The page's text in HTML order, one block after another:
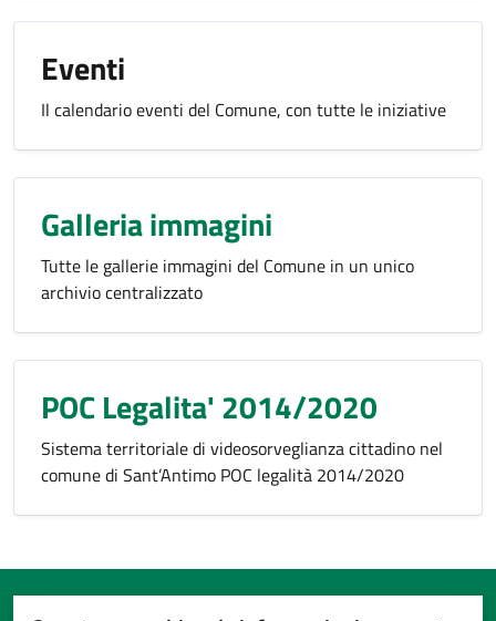
Eventi
Il calendario eventi del Comune, con tutte le iniziative
Galleria immagini
Tutte le gallerie immagini del Comune in un unico
archivio centralizzato
POC Legalita' 2014/2020
Sistema territoriale di videosorveglianza cittadino nel
comune di Sant’Antimo POC legalità 2014/2020